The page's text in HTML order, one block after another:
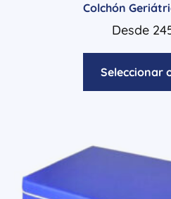
Colchón
Desde
Seleccionar